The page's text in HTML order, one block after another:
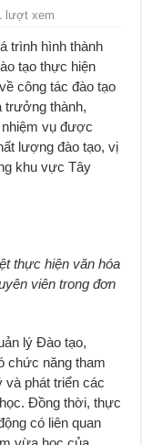
lượt xem
trình hình thành
tạo thực hiện
công tác đào tạo
trưởng thành,
nhiệm vụ được
lượng đào tạo, vị
khu vực Tây
thực hiện văn hóa
viên trong đơn
lý Đào tạo,
chức năng tham
phát triển các
Đồng thời, thực
có liên quan